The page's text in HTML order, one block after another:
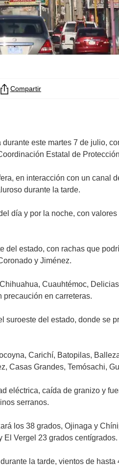
Compartir
este martes 7 de julio,
Estatal de
en interacción con un canal
durante la tarde.
día y por la noche, con
del estado, con rachas que
y Jiménez.
Cuauhtémoc,
precaución en carreteras.
suroeste del estado, donde se
Carichí, Batopilas,
Casas Grandes, Temósachi,
eléctrica, caída de granizo y
serranos.
los 38 grados, Ojinaga y
El Vergel 23 grados centígrados.
la tarde, vientos de